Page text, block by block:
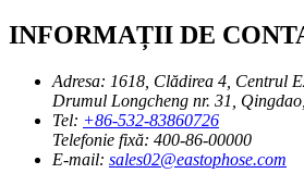
INFORMAȚII DE
Adresa: 1618, Clădirea 4, Centrul
Drumul Longcheng nr. 31,
Tel: +86-532-83860726
Telefonie fixă: 400-86-00000
E-mail: sales02@eastophose.com